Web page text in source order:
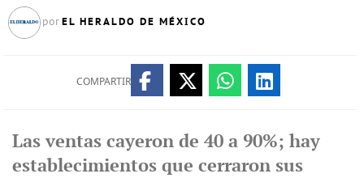
por EL HERALDO DE MÉXICO
COMPARTIR
Las ventas cayeron de 40 a 90%; hay
establecimientos que cerraron sus